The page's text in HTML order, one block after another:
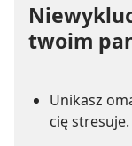
twoim
Unikasz
cię stresuje.